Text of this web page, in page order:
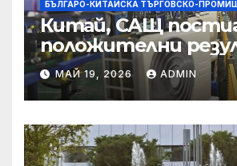
БЪЛГАРО-КИТАЙСКА ТЪРГОВСКО-
Китай, САЩ
положителни
икономическите и
търговски
министерство
МАЙ 19, 2026 ADMIN